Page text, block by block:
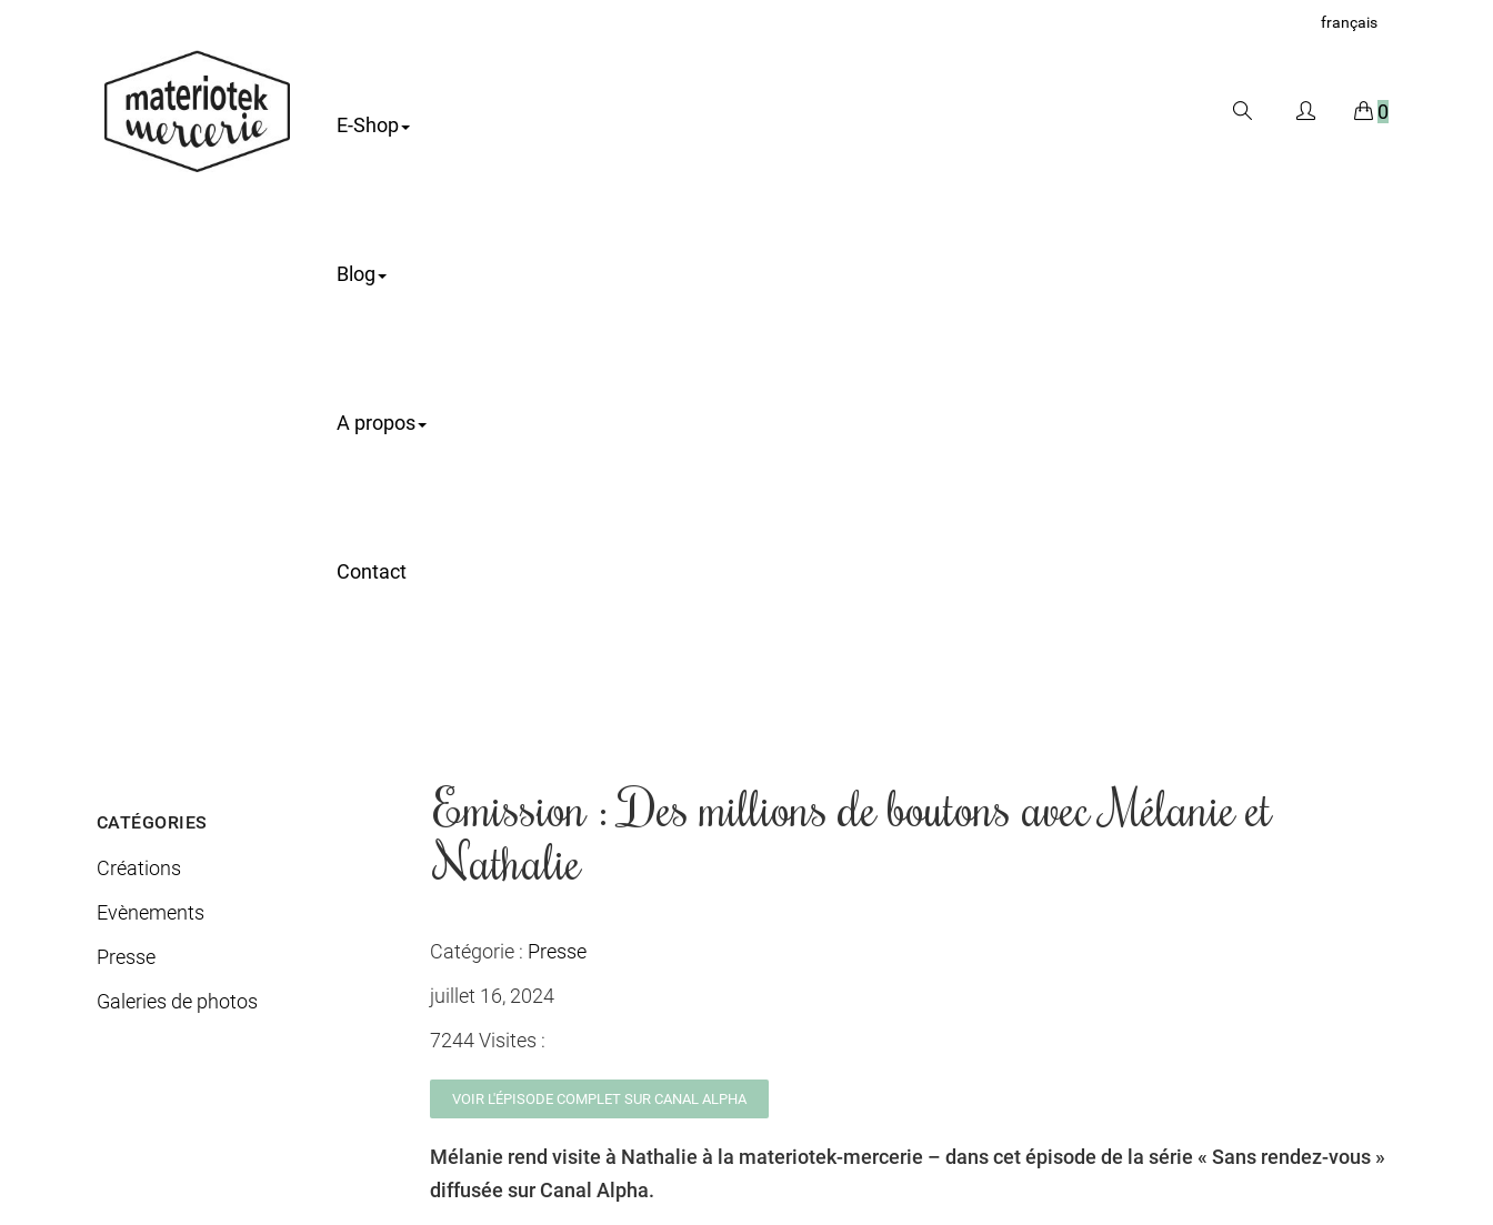
français
E-Shop
Blog
A propos
Contact
0
CATÉGORIES
Créations
Evènements
Presse
Galeries de photos
Emission : Des millions de boutons avec Mélanie et
Nathalie
Catégorie : Presse
juillet 16, 2024
7244 Visites :
VOIR L'ÉPISODE COMPLET SUR CANAL ALPHA
Mélanie rend visite à Nathalie à la materiotek-mercerie – dans cet épisode de la série « Sans rendez-vous »
diffusée sur Canal Alpha.